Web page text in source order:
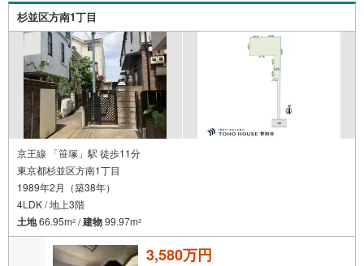
杉並区方南1丁目
京王線 「笹塚」駅 徒歩11分
東京都杉並区方南1丁目
1989年2月（築38年）
4LDK / 地上3階
土地66.95m2 /建物99.97m2
3,580万円